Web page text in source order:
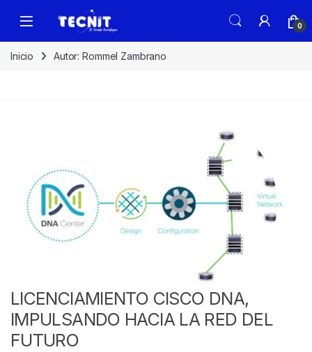
0
Inicio Autor: Rommel Zambrano
LICENCIAMIENTO CISCO DNA,
IMPULSANDO HACIA LA RED DEL
FUTURO